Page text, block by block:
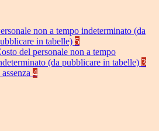
non a tempo indeterminato (da
in tabelle) 5
del personale non a tempo
(da pubblicare in tabelle) 3
4